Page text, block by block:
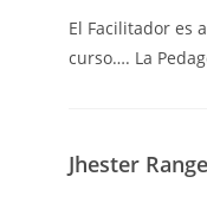
El Facilitador es
curso…. La
Jhester